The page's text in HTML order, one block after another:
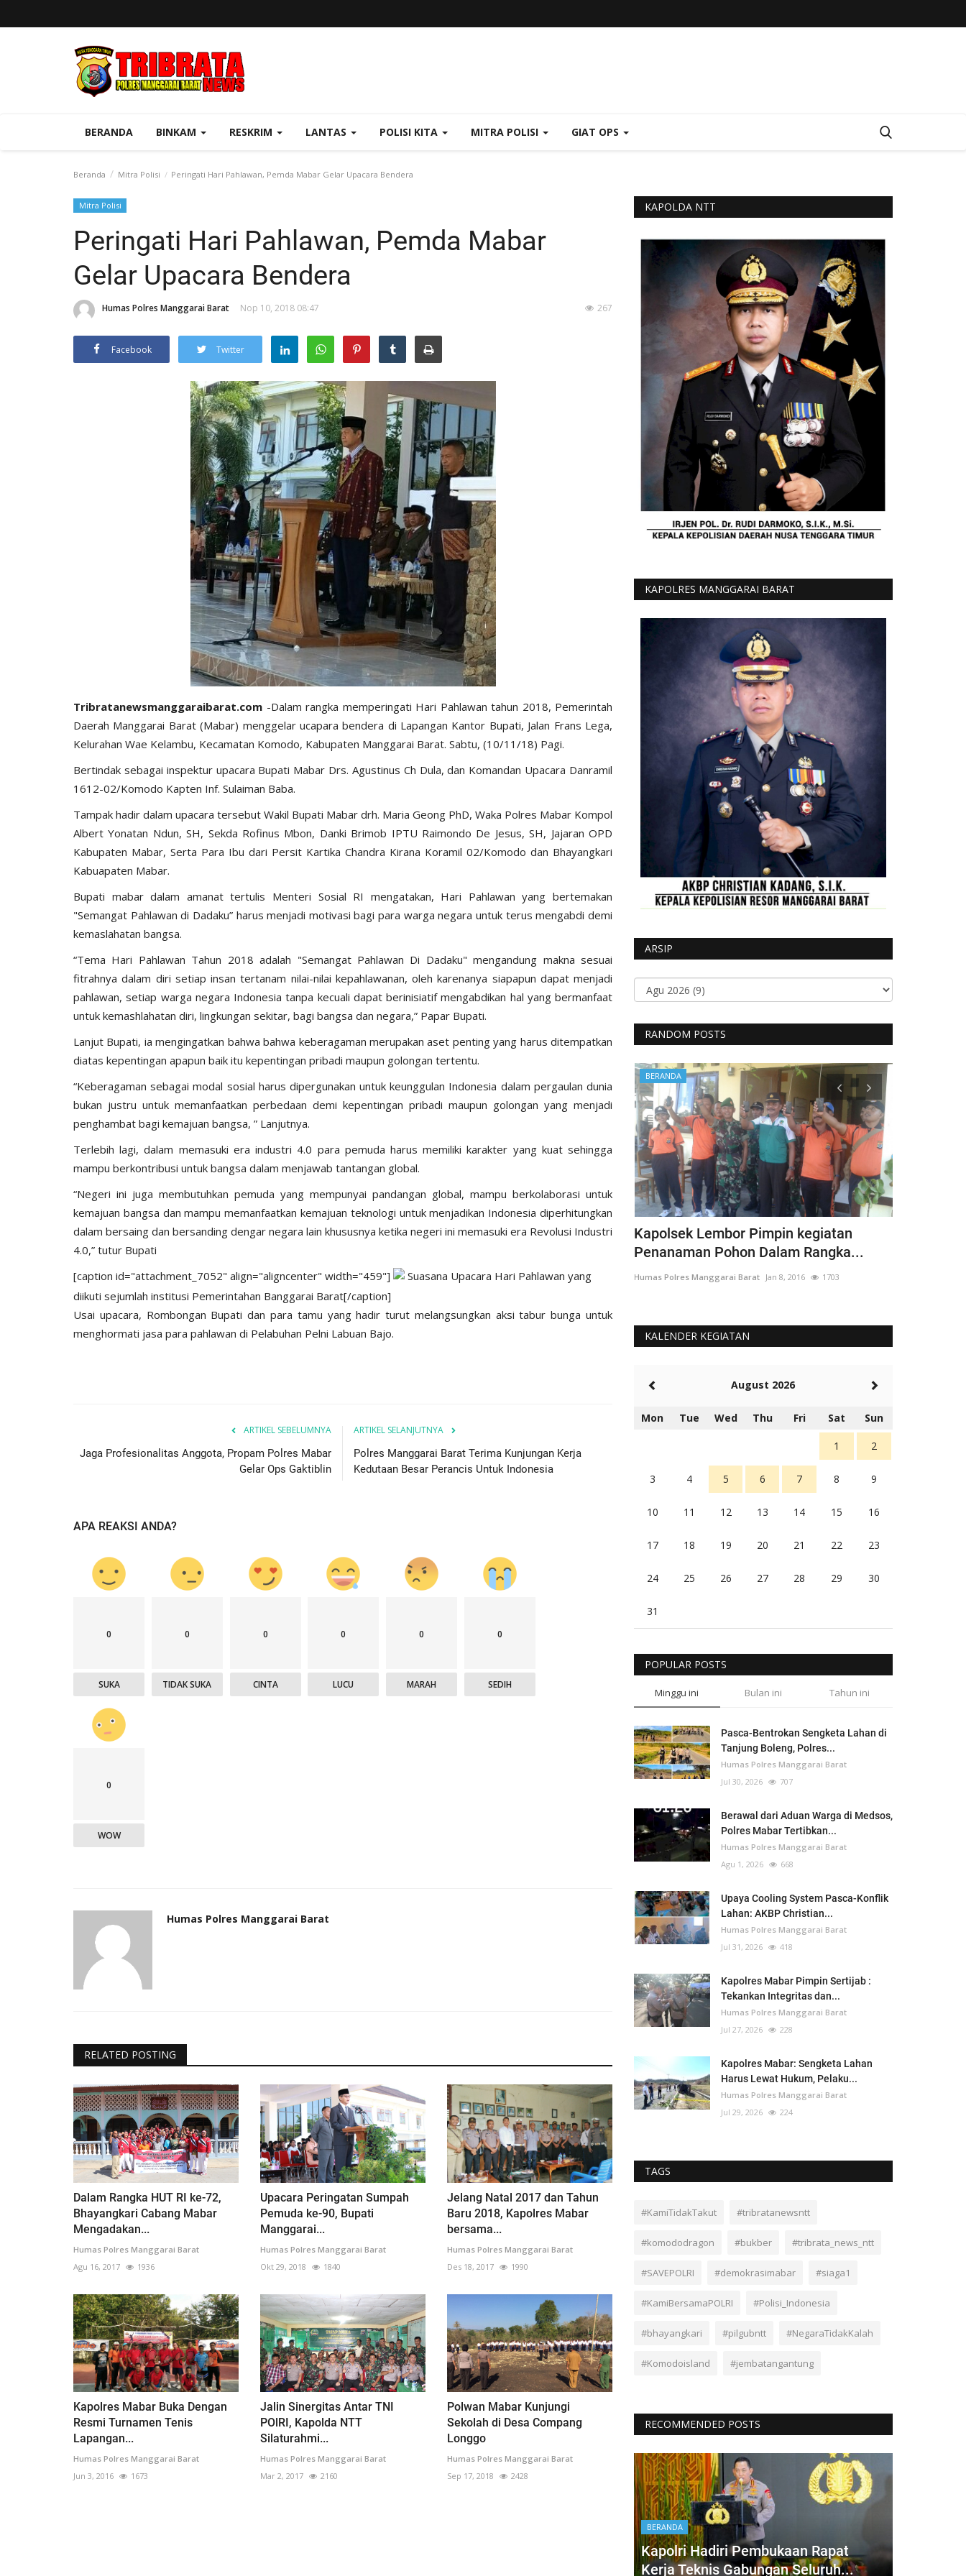
BERANDA BINKAM RESKRIM LANTAS POLISI KITA MITRA POLISI GIAT OPS
Beranda Mitra Polisi Peringati Hari Pahlawan, Pemda Mabar Gelar Upacara Bendera
Mitra Polisi
Peringati Hari Pahlawan, Pemda Mabar
Gelar Upacara Bendera
Humas Polres Manggarai Barat Nop 10, 2018 08:47 267
Facebook Twitter
Tribratanewsmanggaraibarat.com -Dalam rangka memperingati Hari Pahlawan tahun 2018, Pemerintah
Daerah Manggarai Barat (Mabar) menggelar ucapara bendera di Lapangan Kantor Bupati, Jalan Frans Lega,
Kelurahan Wae Kelambu, Kecamatan Komodo, Kabupaten Manggarai Barat. Sabtu, (10/11/18) Pagi.
Bertindak sebagai inspektur upacara Bupati Mabar Drs. Agustinus Ch Dula, dan Komandan Upacara Danramil
1612-02/Komodo Kapten Inf. Sulaiman Baba.
Tampak hadir dalam upacara tersebut Wakil Bupati Mabar drh. Maria Geong PhD, Waka Polres Mabar Kompol
Albert Yonatan Ndun, SH, Sekda Rofinus Mbon, Danki Brimob IPTU Raimondo De Jesus, SH, Jajaran OPD
Kabupaten Mabar, Serta Para Ibu dari Persit Kartika Chandra Kirana Koramil 02/Komodo dan Bhayangkari
Kabuapaten Mabar.
Bupati mabar dalam amanat tertulis Menteri Sosial RI mengatakan, Hari Pahlawan yang bertemakan
"Semangat Pahlawan di Dadaku” harus menjadi motivasi bagi para warga negara untuk terus mengabdi demi
kemaslahatan bangsa.
“Tema Hari Pahlawan Tahun 2018 adalah "Semangat Pahlawan Di Dadaku" mengandung makna sesuai
fitrahnya dalam diri setiap insan tertanam nilai-nilai kepahlawanan, oleh karenanya siapapun dapat menjadi
pahlawan, setiap warga negara Indonesia tanpa kecuali dapat berinisiatif mengabdikan hal yang bermanfaat
untuk kemashlahatan diri, lingkungan sekitar, bagi bangsa dan negara,” Papar Bupati.
Lanjut Bupati, ia mengingatkan bahwa bahwa keberagaman merupakan aset penting yang harus ditempatkan
diatas kepentingan apapun baik itu kepentingan pribadi maupun golongan tertentu.
“Keberagaman sebagai modal sosial harus dipergunakan untuk keunggulan Indonesia dalam pergaulan dunia
bukan justru untuk memanfaatkan perbedaan demi kepentingan pribadi maupun golongan yang menjadi
penghambat bagi kemajuan bangsa, ” Lanjutnya.
Terlebih lagi, dalam memasuki era industri 4.0 para pemuda harus memiliki karakter yang kuat sehingga
mampu berkontribusi untuk bangsa dalam menjawab tantangan global.
“Negeri ini juga membutuhkan pemuda yang mempunyai pandangan global, mampu berkolaborasi untuk
kemajuan bangsa dan mampu memanfaatkan kemajuan teknologi untuk menjadikan Indonesia diperhitungkan
dalam bersaing dan bersanding dengar negara lain khususnya ketika negeri ini memasuki era Revolusi Industri
4.0,” tutur Bupati
[caption id="attachment_7052" align="aligncenter" width="459"]
Suasana Upacara Hari Pahlawan yang
diikuti sejumlah institusi Pemerintahan Banggarai Barat[/caption]
Usai upacara, Rombongan Bupati dan para tamu yang hadir turut melangsungkan aksi tabur bunga untuk
menghormati jasa para pahlawan di Pelabuhan Pelni Labuan Bajo.
ARTIKEL SEBELUMNYA
Jaga Profesionalitas Anggota, Propam Polres Mabar
Gelar Ops Gaktiblin
ARTIKEL SELANJUTNYA
Polres Manggarai Barat Terima Kunjungan Kerja
Kedutaan Besar Perancis Untuk Indonesia
APA REAKSI ANDA?
0
SUKA
0
TIDAK SUKA
0
CINTA
0
LUCU
0
MARAH
0
SEDIH
0
WOW
Humas Polres Manggarai Barat
RELATED POSTING
Dalam Rangka HUT RI ke-72,
Bhayangkari Cabang Mabar
Mengadakan...
Humas Polres Manggarai Barat
Agu 16, 2017
1936
Upacara Peringatan Sumpah
Pemuda ke-90, Bupati
Manggarai...
Humas Polres Manggarai Barat
Okt 29, 2018
1840
Jelang Natal 2017 dan Tahun
Baru 2018, Kapolres Mabar
bersama...
Humas Polres Manggarai Barat
Des 18, 2017
1990
Kapolres Mabar Buka Dengan
Resmi Turnamen Tenis
Lapangan...
Humas Polres Manggarai Barat
Jun 3, 2016
1673
Jalin Sinergitas Antar TNI
POlRI, Kapolda NTT
Silaturahmi...
Humas Polres Manggarai Barat
Mar 2, 2017
2160
Polwan Mabar Kunjungi
Sekolah di Desa Compang
Longgo
Humas Polres Manggarai Barat
Sep 17, 2018
2428
KAPOLDA NTT
KAPOLRES MANGGARAI BARAT
ARSIP
RANDOM POSTS
Akpol
Surat Telegram Rotasi Pati Polri,
Komjen Agus Andrianto...
Humas Polres Manggarai Barat Jun 26, 2023 1035
Giat Quick Wins Polri, Polres Mabar
Humas Polres Manggarai Barat Mar 10, 2018 2275
BERANDA
Kapolsek Lembor Pimpin kegiatan
Penanaman Pohon Dalam Rangka...
Humas Polres Manggarai Barat Jan 8, 2016 1703
KALENDER KEGIATAN
August 2026
Mon Tue Wed Thu Fri Sat Sun
1 2
3 4 5 6 7 8 9
10 11 12 13 14 15 16
17 18 19 20 21 22 23
24 25 26 27 28 29 30
31
POPULAR POSTS
Minggu ini Bulan ini Tahun ini
Pasca-Bentrokan Sengketa Lahan di
Tanjung Boleng, Polres...
Humas Polres Manggarai Barat
Jul 30, 2026
707
Berawal dari Aduan Warga di Medsos,
Polres Mabar Tertibkan...
Humas Polres Manggarai Barat
Agu 1, 2026
668
Upaya Cooling System Pasca-Konflik
Lahan: AKBP Christian...
Humas Polres Manggarai Barat
Jul 31, 2026
418
Kapolres Mabar Pimpin Sertijab :
Tekankan Integritas dan...
Humas Polres Manggarai Barat
Jul 27, 2026
228
Kapolres Mabar: Sengketa Lahan
Harus Lewat Hukum, Pelaku...
Humas Polres Manggarai Barat
Jul 29, 2026
224
TAGS
#KamiTidakTakut #tribratanewsntt
#komododragon #bukber #tribrata_news_ntt
#SAVEPOLRI #demokrasimabar #siaga1
#KamiBersamaPOLRI #Polisi_Indonesia
#bhayangkari #pilgubntt #NegaraTidakKalah
#Komodoisland #jembatangantung
RECOMMENDED POSTS
BERANDA
Kapolri Hadiri Pembukaan Rapat
Kerja Teknis Gabungan Seluruh...